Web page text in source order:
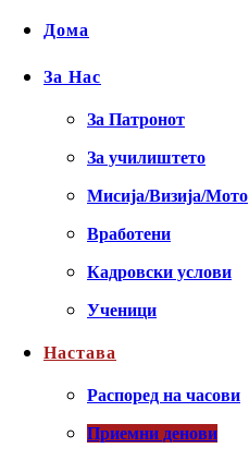
Дома
За Нас
За Патронот
За училиштето
Мисија/Визија/Мото
Вработени
Кадровски услови
Ученици
Настава
Распоред на часови
Приемни денови